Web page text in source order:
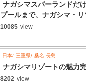
ナガシマスパーランドだ
プールまで、ナガシマ・リ
10085 view
日本 三重県 桑名-長島
ナガシマリゾートの魅力
8202 view